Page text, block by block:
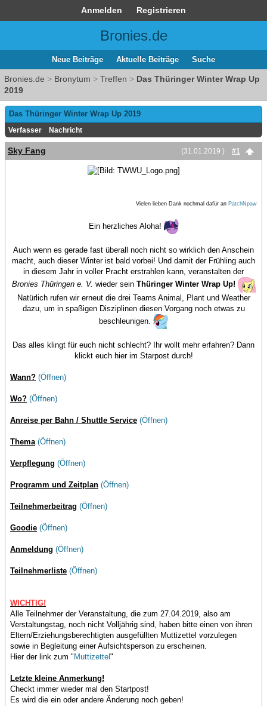
Anmelden Registrieren
Bronies.de
Neue Beiträge Aktuelle Beiträge Suche
Bronies.de > Bronytum > Treffen > Das Thüringer Winter Wrap Up
2019
Das Thüringer Winter Wrap Up 2019
Verfasser Nachricht
(31.01.2019 ) #1
Sky Fang
Vielen lieben Dank nochmal dafür an PatchNpaw
Ein herzliches Aloha!
Auch wenn es gerade fast überall noch nicht so wirklich den Anschein
macht, auch dieser Winter ist bald vorbei! Und damit der Frühling auch
in diesem Jahr in voller Pracht erstrahlen kann, veranstalten der
Bronies Thüringen e. V. wieder sein Thüringer Winter Wrap Up!
Natürlich rufen wir erneut die drei Teams Animal, Plant und Weather
dazu, um in spaßigen Disziplinen diesen Vorgang noch etwas zu
beschleunigen.
Das alles klingt für euch nicht schlecht? Ihr wollt mehr erfahren? Dann
klickt euch hier im Starpost durch!
Wann? (Öffnen)
Wo? (Öffnen)
Anreise per Bahn / Shuttle Service (Öffnen)
Thema (Öffnen)
Verpflegung (Öffnen)
Programm und Zeitplan (Öffnen)
Teilnehmerbeitrag (Öffnen)
Goodie (Öffnen)
Anmeldung (Öffnen)
Teilnehmerliste (Öffnen)
WICHTIG!
Alle Teilnehmer der Veranstaltung, die zum 27.04.2019, also am
Verstaltungstag, noch nicht Volljährig sind, haben bitte einen von ihren
Eltern/Erziehungsberechtigten ausgefüllten Muttizettel vorzulegen
sowie in Begleitung einer Aufsichtsperson zu erscheinen.
Hier der link zum "Muttizettel"
Letzte kleine Anmerkung!
Checkt immer wieder mal den Startpost!
Es wird die ein oder andere Änderung noch geben!